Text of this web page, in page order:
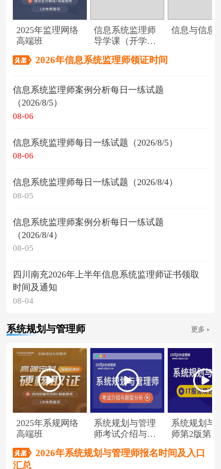
2025年监理网络
高端班
信息系统监理师
导学课（开学典
信息与信息
2026年信息系统监理师领证时间
信息系统监理师案例分析每日一练试题
（2026/8/5）
08-06
信息系统监理师每日一练试题（2026/8/5）
08-06
信息系统监理师每日一练试题（2026/8/4）
08-05
信息系统监理师案例分析每日一练试题
（2026/8/4）
08-05
四川南充2026年上半年信息系统监理师证书领取
时间及通知
08-04
系统规划与管理师 更多
2025年系规网络
高端班
系统规划与管理
师考试介绍与题
系统规划与
师第2版第1
2026年系统规划与管理师报名时间及入口
汇总